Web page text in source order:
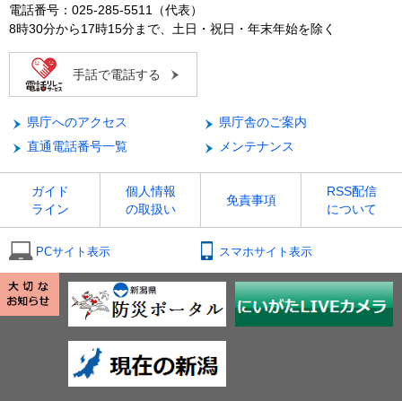
電話番号：025-285-5511（代表）
8時30分から17時15分まで、土日・祝日・年末年始を除く
手話で電話する
県庁へのアクセス
県庁舎のご案内
直通電話番号一覧
メンテナンス
ガイド
ライン
個人情報
の取扱い
免責事項
RSS配信
について
PCサイト表示 スマホサイト表示